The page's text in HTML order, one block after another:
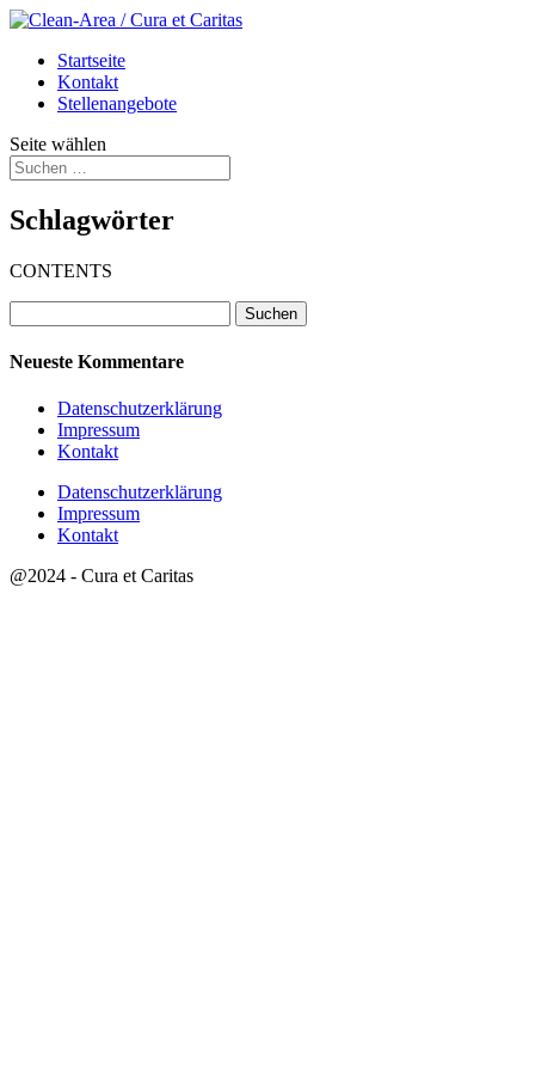
Startseite
Kontakt
Stellenangebote
Seite wählen
Schlagwörter
CONTENTS
nach:
Neueste Kommentare
Datenschutzerklärung
Impressum
Kontakt
Datenschutzerklärung
Impressum
Kontakt
@2024 - Cura et Caritas